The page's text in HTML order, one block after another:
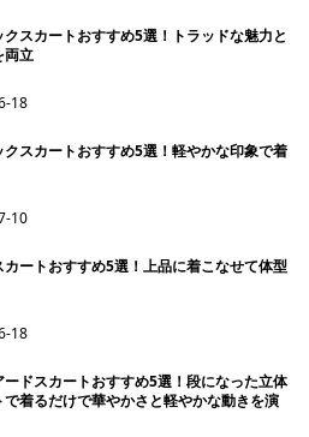
スカートおすすめ5選！トラッドな魅力と
両立
18
クスカートおすすめ5選！軽やかな印象で着
10
ートおすすめ5選！上品に着こなせて体型
18
ードスカートおすすめ5選！段になった立体
着るだけで華やかさと軽やかな動きを演